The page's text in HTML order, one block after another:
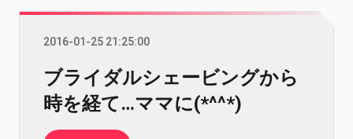
2016-01-25 21:25:00
ブライダルシェービングから
時を経て…ママに(*^^*)